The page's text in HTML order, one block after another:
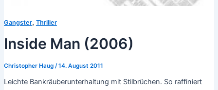
Gangster, Thriller
Inside Man (2006)
Christopher Haug /14. August 2011
Leichte Bankräuberunterhaltung mit Stilbrüchen. So raffiniert